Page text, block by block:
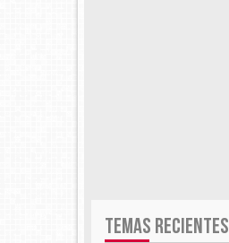
TEMAS RECIENTES